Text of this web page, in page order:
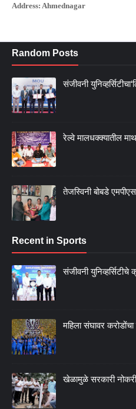
Address: Ahmednagar
Random Posts
संजीवनी
रेल्वे मालधक्क्यातील
तेजस्विनी बोबडे
Recent in Sports
संजीवनी
महिला संघावर
खेळामुळे सरकारी